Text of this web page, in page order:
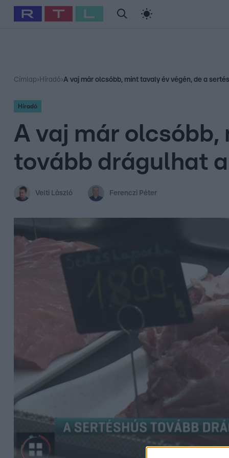
Babits Marcella Szellő István Most Wanted
Címlap› Híradó›A vaj már olcsóbb, mint tavaly év végén, de a
Híradó
A vaj már olcsóbb,
tovább drágulhat
Velti László Ferenczi Péter